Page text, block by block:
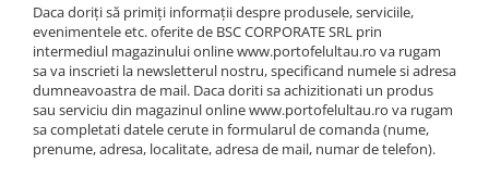
Daca doriţi să primiţi informaţii despre produsele, serviciile,
evenimentele etc. oferite de BSC CORPORATE SRL prin
intermediul magazinului online www.portofelultau.ro va rugam
sa va inscrieti la newsletterul nostru, specificand numele si adresa
dumneavoastra de mail. Daca doriti sa achizitionati un produs
sau serviciu din magazinul online www.portofelultau.ro va rugam
sa completati datele cerute in formularul de comanda (nume,
prenume, adresa, localitate, adresa de mail, numar de telefon).